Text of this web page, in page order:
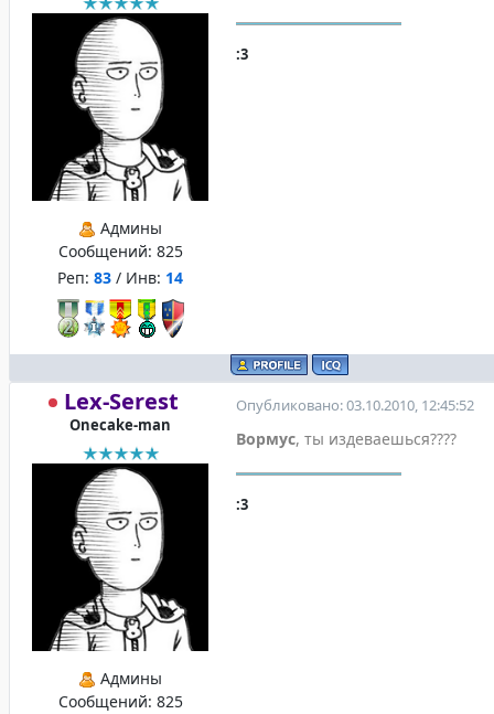
Админы
Сообщений: 825
Реп: 83 / Инв: 14
:3
Lex-Serest
Onecake-man
Админы
Сообщений: 825
Опубликовано: 03.10.2010, 12:45:52
Вормус, ты издеваешься????
:3